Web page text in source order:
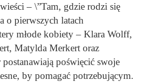
– \”Tam, gdzie rodzi się
o pierwszych latach
młode kobiety – Klara Wolff,
Matylda Merkert oraz
postanawiają poświęcić swoje
by pomagać potrzebującym.